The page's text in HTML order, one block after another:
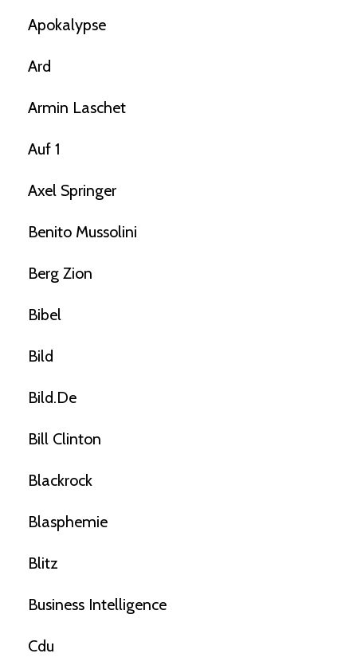
Apokalypse
Ard
Armin Laschet
Auf 1
Axel Springer
Benito Mussolini
Berg Zion
Bibel
Bild
Bild.de
Bill Clinton
Blackrock
Blasphemie
Blitz
Business Intelligence
Cdu